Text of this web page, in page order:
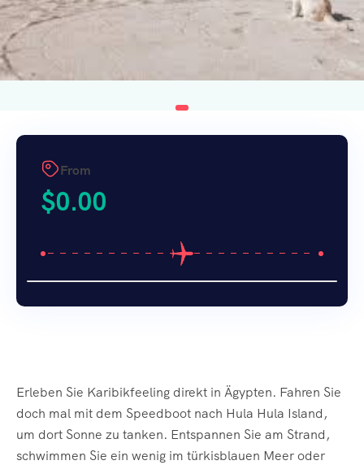
Erleben Sie Karibikfeeling direkt in Ägypten. Fahren Sie
doch mal mit dem Speedboot nach Hula Hula Island,
um dort Sonne zu tanken. Entspannen Sie am Strand,
schwimmen Sie ein wenig im türkisblauen Meer oder
From
$0.00